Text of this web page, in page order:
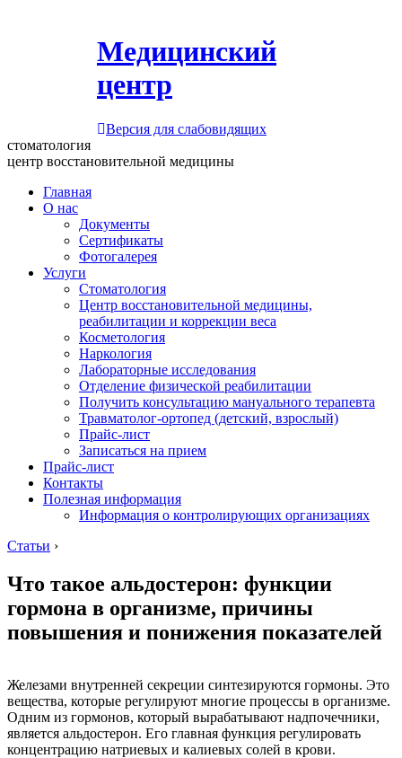
Медицинский
центр
Версия для слабовидящих
стоматология
центр восстановительной медицины
Главная
О нас
Документы
Сертификаты
Фотогалерея
Услуги
Стоматология
Центр восстановительной медицины,
реабилитации и коррекции веса
Косметология
Наркология
Лабораторные исследования
Отделение физической реабилитации
Получить консультацию мануального терапевта
Травматолог-ортопед (детский, взрослый)
Прайс-лист
Записаться на прием
Прайс-лист
Контакты
Полезная информация
Информация о контролирующих организациях
Статьи ›
Что такое альдостерон: функции
гормона в организме, причины
повышения и понижения показателей
Железами внутренней секреции синтезируются гормоны. Это
вещества, которые регулируют многие процессы в организме.
Одним из гормонов, который вырабатывают надпочечники,
является альдостерон. Его главная функция регулировать
концентрацию натриевых и калиевых солей в крови.